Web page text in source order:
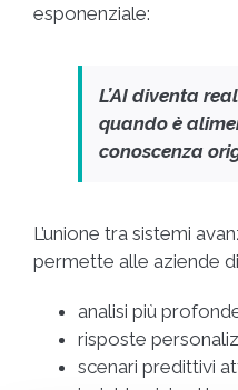
esponenziale:
L’AI diventa
quando è
conoscenza
L’unione tra sistemi
permette alle aziende
analisi più
risposte
scenari predittivi